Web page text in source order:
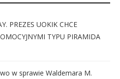
PREZES UOKIK CHCE
TYPU PIRAMIDA
w sprawie Waldemara M.